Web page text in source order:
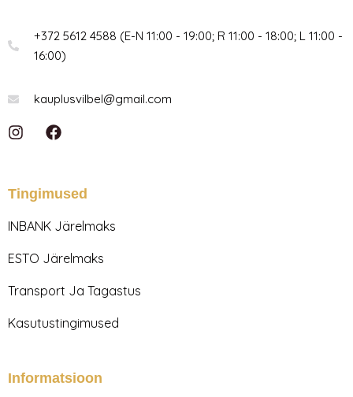
+372 5612 4588 (E-N 11:00 - 19:00; R 11:00 - 18:00; L 11:00 -
16:00)
kauplusvilbel@gmail.com
I
a
r
m
F
b
o
Tingimused
INBANK Järelmaks
ESTO Järelmaks
Transport Ja Tagastus
Kasutustingimused
Informatsioon